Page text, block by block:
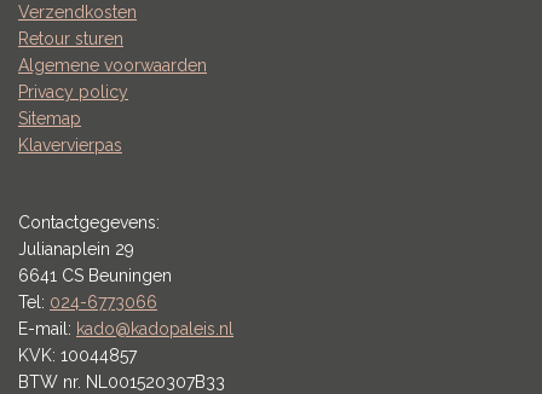
Verzendkosten
Retour sturen
Algemene voorwaarden
Privacy policy
Sitemap
Klavervierpas
Contactgegevens:
Julianaplein 29
6641 CS Beuningen
Tel: 024-6773066
E-mail: kado@kadopaleis.nl
KVK: 10044857
BTW nr. NL001520307B33